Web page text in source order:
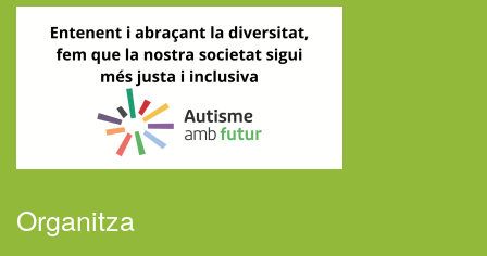
Organitza